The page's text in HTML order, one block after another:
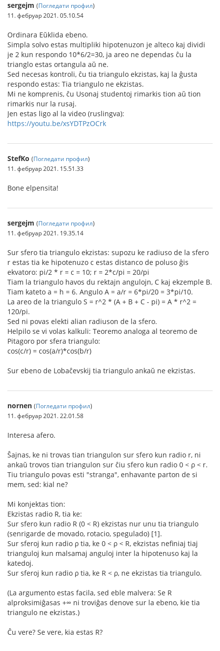
sergejm (Погледати профил)
11. фебруар 2021. 05.10.54
Ordinara Eŭklida ebeno.
Simpla solvo estas multipliki hipotenuzon je alteco kaj dividi
je 2 kun respondo 10*6/2=30, ja areo ne dependas ĉu la
trianglo estas ortangula aŭ ne.
Sed necesas kontroli, ĉu tia triangulo ekzistas, kaj la ĝusta
respondo estas: Tia triangulo ne ekzistas.
Mi ne komprenis, ĉu Usonaj studentoj rimarkis tion aŭ tion
rimarkis nur la rusaj.
Jen estas ligo al la video (ruslingva):
https://youtu.be/xsYDTPzOCrk
StefKo (Погледати профил)
11. фебруар 2021. 15.51.33
Bone elpensita!
sergejm (Погледати профил)
11. фебруар 2021. 19.35.14
Sur sfero tia triangulo ekzistas: supozu ke radiuso de la sfero
r estas tia ke hipotenuzo c estas distanco de poluso ĝis
ekvatoro: pi/2 * r = c = 10; r = 2*c/pi = 20/pi
Tiam la triangulo havos du rektajn angulojn, C kaj ekzemple B.
Tiam kateto a = h = 6. Angulo A = a/r = 6*pi/20 = 3*pi/10.
La areo de la triangulo S = r^2 * (A + B + C - pi) = A * r^2 =
120/pi.
Sed ni povas elekti alian radiuson de la sfero.
Helpilo se vi volas kalkuli: Teoremo analoga al teoremo de
Pitagoro por sfera triangulo:
cos(c/r) = cos(a/r)*cos(b/r)
Sur ebeno de Lobaĉevskij tia triangulo ankaŭ ne ekzistas.
nornen (Погледати профил)
11. фебруар 2021. 22.01.58
Interesa afero.
Ŝajnas, ke ni trovas tian triangulon sur sfero kun radio r, ni
ankaŭ trovos tian triangulon sur ĉiu sfero kun radio 0 < ρ < r.
Tiu triangulo povas esti "stranga", enhavante parton de si
mem, sed: kial ne?
Mi konjektas tion:
Ekzistas radio R, tia ke:
Sur sfero kun radio R (0 < R) ekzistas nur unu tia triangulo
(senrigarde de movado, rotacio, spegulado) [1].
Sur sferoj kun radio ρ tia, ke 0 < ρ < R, ekzistas nefiniaj tiaj
trianguloj kun malsamaj anguloj inter la hipotenuso kaj la
katedoj.
Sur sferoj kun radio ρ tia, ke R < ρ, ne ekzistas tia triangulo.
(La argumento estas facila, sed eble malvera: Se R
alproksimiĝasas +∞ ni troviĝas denove sur la ebeno, kie tia
triangulo ne ekzistas.)
Ĉu vere? Se vere, kia estas R?